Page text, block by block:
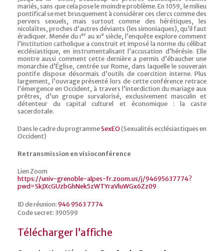
mariés, sans que cela pose le moindre problème. En 1059, le milieu
pontifical se met brusquement à considérer ces clercs comme des
pervers sexuels, mais surtout comme des hérétiques, les
nicolaïtes, proches d’autres déviants (les simoniaques), qu’il faut
éradiquer. Menée du ıer au xıe siècle, l’enquête explore comment
l’institution catholique a construit et imposé la norme du célibat
ecclésiastique, en instrumentalisant l’accusation d’hérésie. Elle
montre aussi comment cette dernière a permis d’ébaucher une
monarchie d’Église, centrée sur Rome, dans laquelle le souverain
pontife dispose désormais d’outils de coercition interne. Plus
largement, l’ouvrage présenté lors de cette conférence retrace
l’émergence en Occident, à travers l’interdiction du mariage aux
prêtres, d’un groupe survalorisé, exclusivement masculin et
détenteur du capital culturel et économique : la caste
sacerdotale.
Dans le cadre du programmeSexEO(Sexualités ecclésiastiques en
Occident)
Retransmission en visioconférence
Lien Zoom
https://univ-grenoble-alpes-fr.zoom.us/j/94695637774?
pwd=SkJXcGUzbGhNek5zWTYraVluWGx6Zz09
ID de réunion: 946 9563 7774
Code secret: 390599
Télécharger l’affiche